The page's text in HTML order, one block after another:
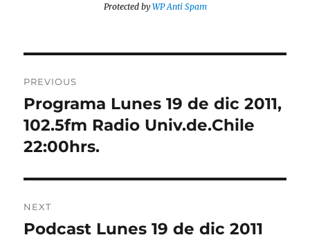
Protected byWP Anti Spam
navigation
PREVIOUS
Previous
post:
Programa Lunes 19 de dic 2011,
102.5fm Radio Univ.de.Chile
22:00hrs.
NEXT
Next
Podcast Lunes 19 de dic 2011